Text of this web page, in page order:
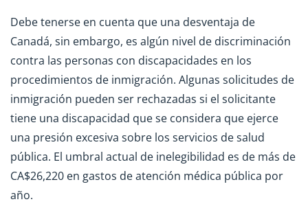
Debe tenerse en cuenta que una desventaja de
Canadá, sin embargo, es algún nivel de discriminación
contra las personas con discapacidades en los
procedimientos de inmigración. Algunas solicitudes de
inmigración pueden ser rechazadas si el solicitante
tiene una discapacidad que se considera que ejerce
una presión excesiva sobre los servicios de salud
pública. El umbral actual de inelegibilidad es de más de
CA$26,220 en gastos de atención médica pública por
año.